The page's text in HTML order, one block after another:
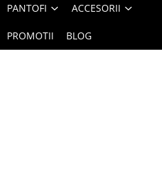
PANTOFI ACCESORII
PROMOTII BLOG